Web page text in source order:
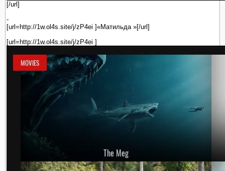
[/url]
-
[url=http://1w.ol4s.site/j/zP4ei ]«Матильда »[/url]
[url=http://1w.ol4s.site/j/zP4ei ]